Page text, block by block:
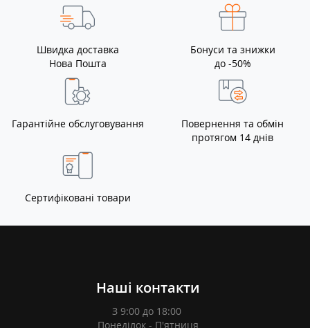
Швидка доставка
Нова Пошта
Бонуси та знижки
до -50%
Гарантійне обслуговування
Повернення та обмін
протягом 14 днів
Сертифіковані товари
Наші контакти
З 9:00 до 18:00
Понеділок - П'ятниця